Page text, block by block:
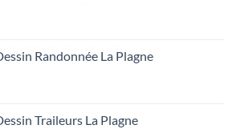
Randonnée La Plagne
Traileurs La Plagne